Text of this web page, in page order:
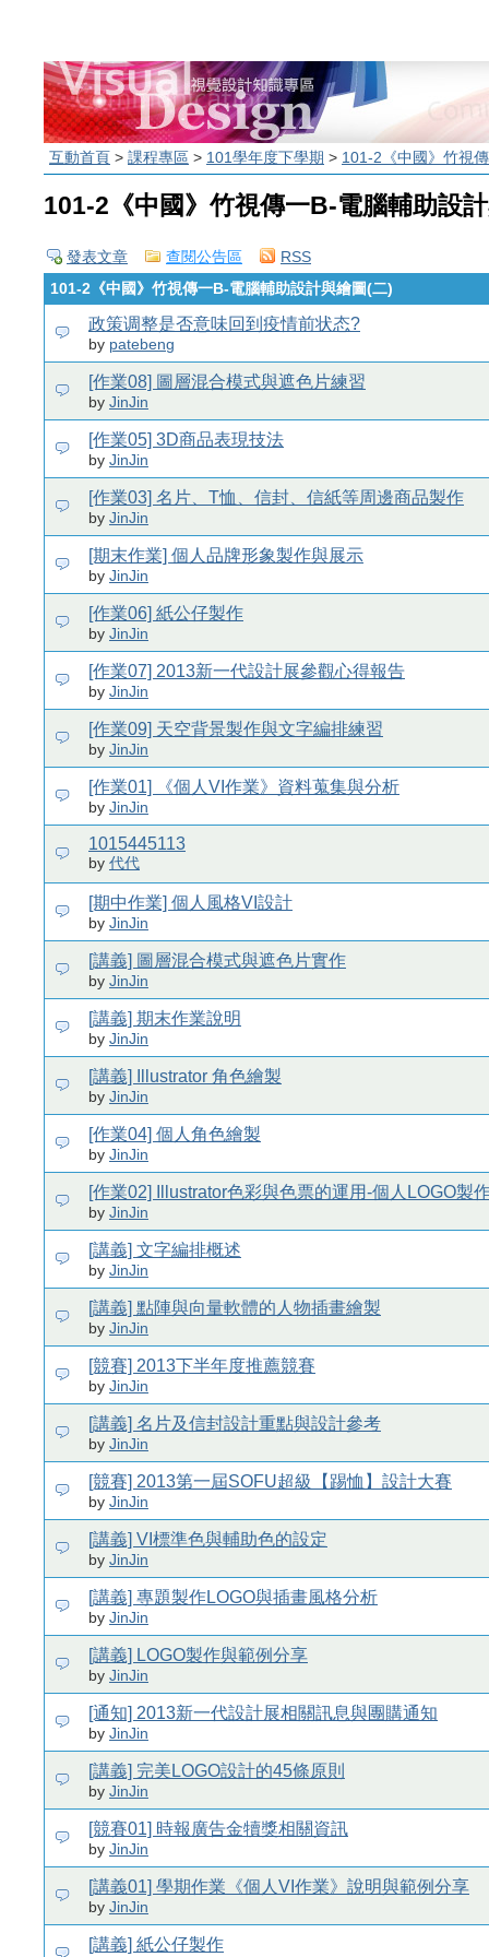
互動首頁 > 課程專區 > 101學年度下學期 > 101-2《中國》竹視
101-2《中國》竹視傳一B-電腦輔助設
發表文章 查閱公告區
RSS
101-2《中國》竹視傳一B-電腦輔助設計與繪圖(二)
政策调整是否意味回到疫情前状态?
by patebeng
[作業08] 圖層混合模式與遮色片練習
by JinJin
[作業05] 3D商品表現技法
by JinJin
[作業03] 名片、T恤、信封、信紙等周邊商品製作
by JinJin
[期末作業] 個人品牌形象製作與展示
by JinJin
[作業06] 紙公仔製作
by JinJin
[作業07] 2013新一代設計展參觀心得報告
by JinJin
[作業09] 天空背景製作與文字編排練習
by JinJin
[作業01] 《個人VI作業》資料蒐集與分析
by JinJin
1015445113
by 代代
[期中作業] 個人風格VI設計
by JinJin
[講義] 圖層混合模式與遮色片實作
by JinJin
[講義] 期末作業說明
by JinJin
[講義] Illustrator 角色繪製
by JinJin
[作業04] 個人角色繪製
by JinJin
[作業02] Illustrator色彩與色票的運用-個人LOGO製
by JinJin
[講義] 文字編排概述
by JinJin
[講義] 點陣與向量軟體的人物插畫繪製
by JinJin
[競賽] 2013下半年度推薦競賽
by JinJin
[講義] 名片及信封設計重點與設計參考
by JinJin
[競賽] 2013第一屆SOFU超級【踢恤】設計大賽
by JinJin
[講義] VI標準色與輔助色的設定
by JinJin
[講義] 專題製作LOGO與插畫風格分析
by JinJin
[講義] LOGO製作與範例分享
by JinJin
[通知] 2013新一代設計展相關訊息與團購通知
by JinJin
[講義] 完美LOGO設計的45條原則
by JinJin
[競賽01] 時報廣告金犢獎相關資訊
by JinJin
[講義01] 學期作業《個人VI作業》說明與範例分享
by JinJin
[講義] 紙公仔製作